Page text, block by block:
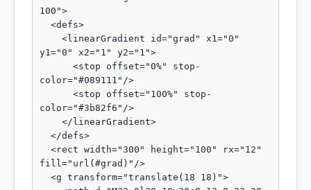
100">
y1="0" x2="1" y2="1">
color="#089111"/>
color="#3b82f6"/>
fill="url(#grad)"/>